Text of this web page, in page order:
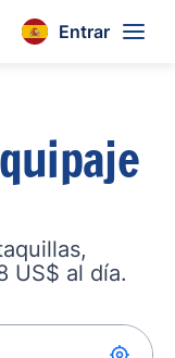
Entrar
US$ al día.